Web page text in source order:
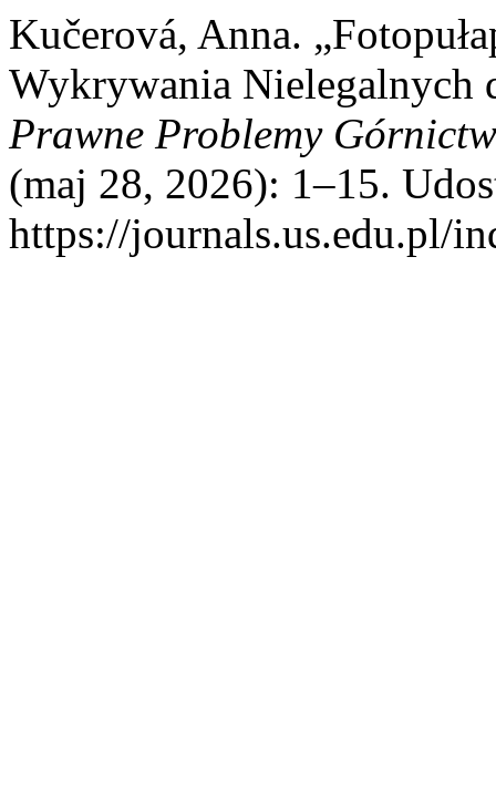
Kučerová, Anna.
Wykrywania Nielegalnych
Prawne Problemy
(maj 28, 2026): 1–15.
https://journals.us.edu.pl/